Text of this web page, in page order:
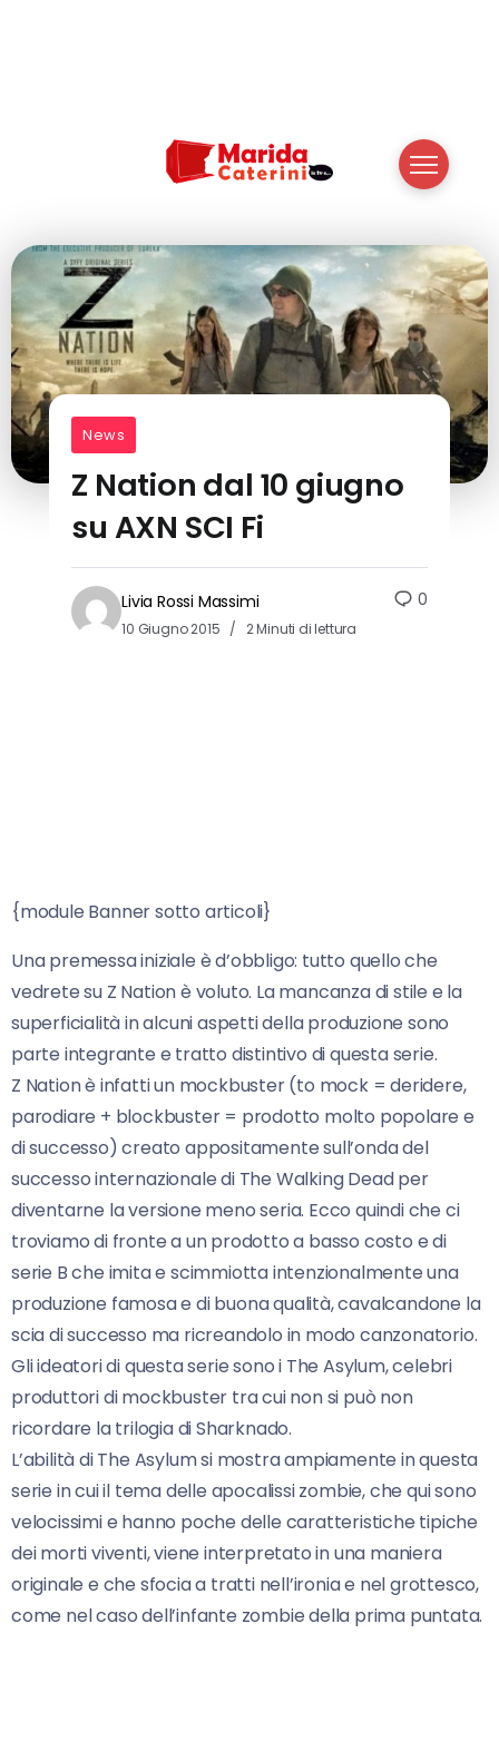
News
Z Nation dal 10 giugno
su AXN SCI Fi
Livia Rossi Massimi
10 Giugno 2015 2 Minuti di lettura
0
{module Banner sotto articoli}
Una premessa iniziale è d’obbligo: tutto quello che
vedrete su Z Nation è voluto. La mancanza di stile e la
superficialità in alcuni aspetti della produzione sono
parte integrante e tratto distintivo di questa serie.
Z Nation è infatti un mockbuster (to mock = deridere,
parodiare + blockbuster = prodotto molto popolare e
di successo) creato appositamente sull’onda del
successo internazionale di The Walking Dead per
diventarne la versione meno seria. Ecco quindi che ci
troviamo di fronte a un prodotto a basso costo e di
serie B che imita e scimmiotta intenzionalmente una
produzione famosa e di buona qualità, cavalcandone la
scia di successo ma ricreandolo in modo canzonatorio.
Gli ideatori di questa serie sono i The Asylum, celebri
produttori di mockbuster tra cui non si può non
ricordare la trilogia di Sharknado.
L’abilità di The Asylum si mostra ampiamente in questa
serie in cui il tema delle apocalissi zombie, che qui sono
velocissimi e hanno poche delle caratteristiche tipiche
dei morti viventi, viene interpretato in una maniera
originale e che sfocia a tratti nell’ironia e nel grottesco,
come nel caso dell’infante zombie della prima puntata.